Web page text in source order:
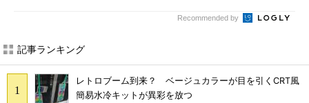
Recommended by
記事ランキング
レトロブーム到来？ ベージュカラーが目を引くCRT風
簡易水冷キットが異彩を放つ